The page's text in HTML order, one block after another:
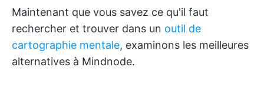
Maintenant que vous savez ce qu'il faut
rechercher et trouver dans un outil de
cartographie mentale, examinons les meilleures
alternatives à Mindnode.